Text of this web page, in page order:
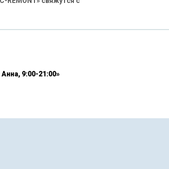
9:00-21:00»